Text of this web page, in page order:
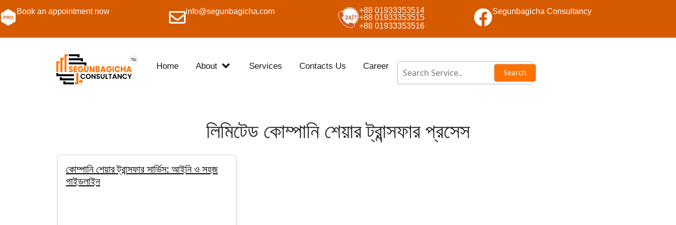
Book an appointment now info@segunbagicha.com
+88 01933353514
+88 01933353515
+88 01933353516
Segunbagicha Consultancy
Home About Services Contacts Us Career
লিমিটেড কোম্পানি শেয়ার ট্রান্সফার প্রসেস
কোম্পানি শেয়ার ট্রান্সফার সার্ভিস: আইনি ও সহজ
গাইডলাইন